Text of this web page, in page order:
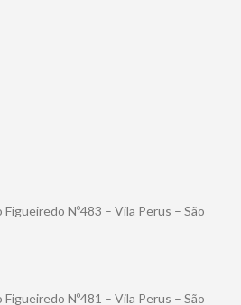
Nº483 – Vila Perus – São
Nº481 – Vila Perus – São